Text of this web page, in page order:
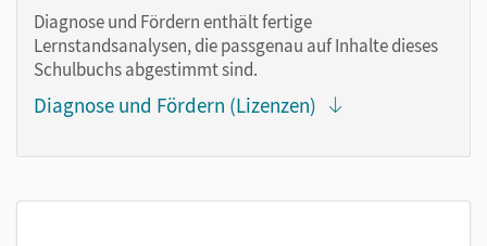
Lesezeichen hinzufügen
Suchen im Text
Diagnose und Fördern enthält fertige
Lernstandsanalysen, die passgenau auf Inhalte dieses
Schulbuchs abgestimmt sind.
Diagnose und Fördern (Lizenzen)